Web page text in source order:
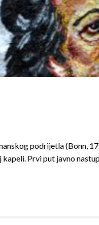
podrijetla (Bonn,
Prvi put javno